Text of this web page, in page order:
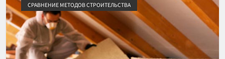
СРАВНЕНИЕ МЕТОДОВ СТРОИТЕЛЬСТВА